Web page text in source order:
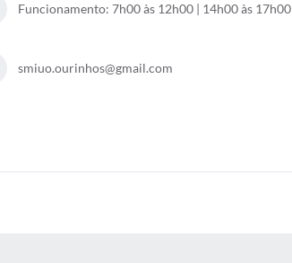
Funcionamento: 7h00 às 12h00 | 14h00 às 17h00
smiuo.ourinhos@gmail.com